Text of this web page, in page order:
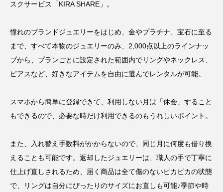
スクサービス「KIRA SHARE」。
憧れのブランドジュエリーをはじめ、金やプラチナ、宝石に至る
まで、すべて本物のジュエリーのみ、2,000点以上のラインナッ
プから、プランごとに設定された範囲内でリングやネックレス、
ピアスなど、好きなアイテムを自由に選んでレンタルが可能。
スマホから簡単に登録できて、利用しない月は「休会」すること
もできるので、必要な時だけ利用できるのもうれしいポイント。
また、入れ替え手数料がかからないので、同じ月に何度も借り換
えることも可能です。返却したジュエリーは、職人の手で丁寧に
仕上げ直しされるため、届く商品は全て傷のないピカピカの状態
で、リングは自分にぴったりのサイズにお直しも可能♪季節や時